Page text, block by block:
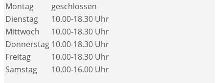
Montag
geschlossen
Dienstag
10.00-18.30 Uhr
Mittwoch
10.00-18.30 Uhr
Donnerstag 10.00-18.30 Uhr
Freitag
10.00-18.30 Uhr
Samstag
10.00-16.00 Uhr